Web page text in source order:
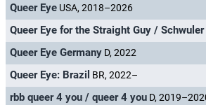
Queer Eye USA, 2018–2026
Queer Eye for the Straight Guy / Schwuler
Queer Eye Germany D, 2022
Queer Eye: Brazil BR, 2022–
rbb queer 4 you / queer 4 you D,